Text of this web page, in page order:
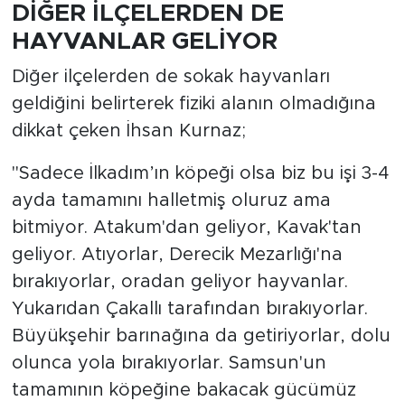
DİĞER İLÇELERDEN DE
HAYVANLAR GELİYOR
Diğer ilçelerden de sokak hayvanları
geldiğini belirterek fiziki alanın olmadığına
dikkat çeken İhsan Kurnaz;
"Sadece İlkadım’ın köpeği olsa biz bu işi 3-4
ayda tamamını halletmiş oluruz ama
bitmiyor. Atakum'dan geliyor, Kavak'tan
geliyor. Atıyorlar, Derecik Mezarlığı'na
bırakıyorlar, oradan geliyor hayvanlar.
Yukarıdan Çakallı tarafından bırakıyorlar.
Büyükşehir barınağına da getiriyorlar, dolu
olunca yola bırakıyorlar. Samsun'un
tamamının köpeğine bakacak gücümüz